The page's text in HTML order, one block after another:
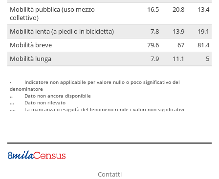
Mobilità pubblica (uso mezzo
collettivo)
16.5 20.8 13.4
Mobilità lenta (a piedi o in bicicletta) 7.8 13.9
19.1
Mobilità breve
79.6 67
81.4
Mobilità lunga
7.9 11.1 5
-
Indicatore non applicabile per valore nullo o poco significativo del
denominatore
..
Dato non ancora disponibile
...
Dato non rilevato
....
La mancanza o esiguità del fenomeno rende i valori non significativi
Contatti